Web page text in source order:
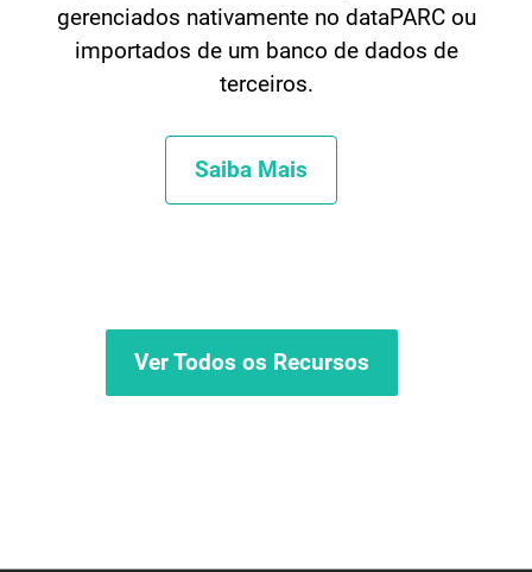
gerenciados nativamente no dataPARC ou
importados de um banco de dados de
terceiros.
Saiba Mais
Ver Todos os Recursos